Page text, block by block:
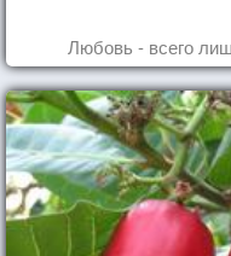
Любовь - всего